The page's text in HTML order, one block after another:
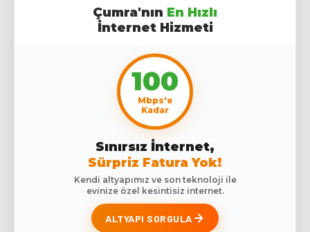
Çumra'nın En Hızlı
İnternet Hizmeti
100
Mbps'e
Kadar
Sınırsız İnternet,
Sürpriz Fatura Yok!
Kendi altyapımız ve son teknoloji ile
evinize özel kesintisiz internet.
ALTYAPI SORGULA